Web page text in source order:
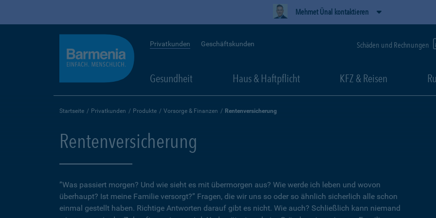
Mehmet Ünal kontaktieren
Privatkunden Geschäftskunden Schäden und Rechnungen
Gesundheit Haus & Haftpflicht KFZ & Reisen
Startseite Privatkunden Produkte Vorsorge & Finanzen Rentenversicherung
Rentenversicherung
”Was passiert morgen? Und wie sieht es mit übermorgen aus? Wie werde ich leben und wovon
überhaupt? Ist meine Familie versorgt?” Fragen, die wir uns so oder so ähnlich sicherlich alle schon
einmal gestellt haben. Richtige Antworten darauf gibt es nicht. Wie auch? Schließlich kann niemand